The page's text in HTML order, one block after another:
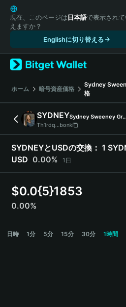
English
日本語
Tiếng Việt
Español (Latinoamérica)
Türkçe
Français
Deutsch
简体中文
繁體中文
Português (Portugal)
Bahasa Indonesia
ภาษาไทย
हिन्दी
Español
Português (Brasil)
現在、このページは日本語で表示されて
えますか？
Englishに切り替える
ホーム 暗号資産価格
Sydney
格
SYDNEY
Sydney Sweeney Grok Companion
Th1rdq...bonk
SYDNEYとUSDの交換： 1
USD 0.00% 1日
$0.0{5}1853
0.00%
日時 1分 5分 15分 30分 1時間